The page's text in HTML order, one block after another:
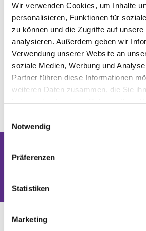
Wir verwenden Cookies, um Inhalte
personalisieren, Funktionen für
zu können und die Zugriffe auf
analysieren. Außerdem geben wir
Verwendung unserer Website an
soziale Medien, Werbung und
Partner führen diese Informationen
weiteren Daten zusammen, die Sie
Notwendig
Präferenzen
Statistiken
Marketing
Dies könnte Sie auch